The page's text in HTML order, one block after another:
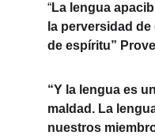
“La lengua
la perversidad
de espíritu”
“Y la lengua es
maldad. La
nuestros